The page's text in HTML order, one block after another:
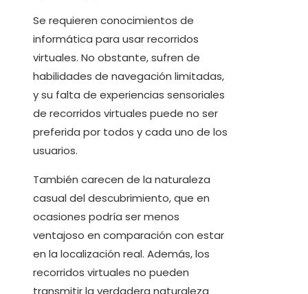
Se requieren conocimientos de
informática para usar recorridos
virtuales. No obstante, sufren de
habilidades de navegación limitadas,
y su falta de experiencias sensoriales
de recorridos virtuales puede no ser
preferida por todos y cada uno de los
usuarios.
También carecen de la naturaleza
casual del descubrimiento, que en
ocasiones podría ser menos
ventajoso en comparación con estar
en la localización real. Además, los
recorridos virtuales no pueden
transmitir la verdadera naturaleza